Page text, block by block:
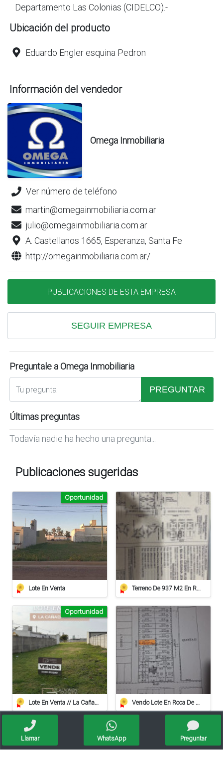
Departamento Las Colonias (CIDELCO).-
Ubicación del producto
Eduardo Engler esquina Pedron
Información del vendedor
Omega Inmobiliaria
Ver número de teléfono
martin@omegainmobiliaria.com.ar
julio@omegainmobiliaria.com.ar
A. Castellanos 1665, Esperanza, Santa Fe
http://omegainmobiliaria.com.ar/
PUBLICACIONES DE ESTA EMPRESA
SEGUIR EMPRESA
Preguntale a Omega Inmobiliaria
PREGUNTAR
Últimas preguntas
Todavía nadie ha hecho una pregunta...
Publicaciones sugeridas
Lote En Venta
Oportunidad
Terreno De 937 M2 En Roca
Lote En Venta // La Cañada
Oportunidad
Vendo Lote En Roca De 612 Mts/2º
Llamar WhatsApp Preguntar